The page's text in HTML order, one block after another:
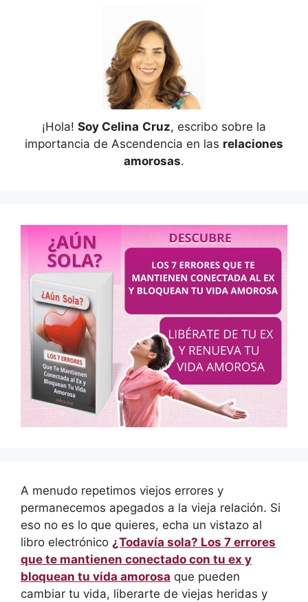
¡Hola! Soy Celina Cruz, escribo sobre la
importancia de Ascendencia en las relaciones
amorosas.
A menudo repetimos viejos errores y
permanecemos apegados a la vieja relación. Si
eso no es lo que quieres, echa un vistazo al
libro electrónico ¿Todavía sola? Los 7 errores
que te mantienen conectado con tu ex y
bloquean tu vida amorosa que pueden
cambiar tu vida, liberarte de viejas heridas y